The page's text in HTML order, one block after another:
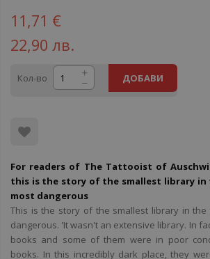
11,71 €
22,90 лв.
Кол-во ДОБАВИ
For readers of The Tattooist of
this is the story of the smallest library in
most dangerous
This is the story of the smallest library in
dangerous. 'It wasn't an extensive library. In
books and some of them were in poor
books. In this incredibly dark place, they